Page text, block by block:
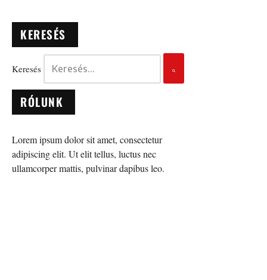
KERESÉS
Keresés
RÓLUNK
Lorem ipsum dolor sit amet, consectetur
adipiscing elit. Ut elit tellus, luctus nec
ullamcorper mattis, pulvinar dapibus leo.